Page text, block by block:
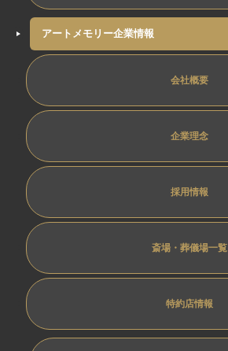
アートメモリー企業情報
会社概要
企業理念
採用情報
斎場・葬儀場一覧
特約店情報